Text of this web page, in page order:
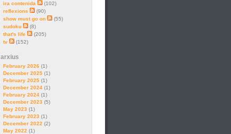
ira contenida
(102)
reflexions
(90)
show must go on
(55)
sudoku
(8)
that's life
(205)
tv
(152)
arxius
February 2026(1)
December 2025(1)
February 2025(1)
December 2024(1)
February 2024(1)
December 2023 (5)
May 2023 (1)
February 2023 (1)
December 2022 (2)
May 2022 (1)